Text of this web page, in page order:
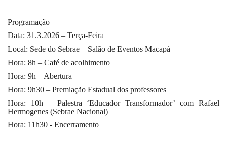
Programação
Data: 31.3.2026 – Terça-Feira
Local: Sede do Sebrae – Salão de Eventos Macapá
Hora: 8h – Café de acolhimento
Hora: 9h – Abertura
Hora: 9h30 – Premiação Estadual dos professores
Hora: 10h – Palestra ‘Educador Transformador’ com Rafael
Hermogenes (Sebrae Nacional)
Hora: 11h30 - Encerramento